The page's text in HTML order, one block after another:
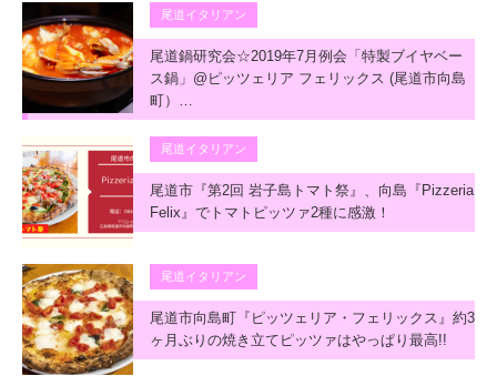
尾道イタリアン
尾道鍋研究会☆2019年7月例会「特製ブイヤベー
ス鍋」@ピッツェリア フェリックス (尾道市向島
町）…
尾道イタリアン
尾道市『第2回 岩子島トマト祭』、向島『Pizzeria
Felix』でトマトピッツァ2種に感激！
尾道イタリアン
尾道市向島町『ピッツェリア・フェリックス』約3
ヶ月ぶりの焼き立てピッツァはやっぱり最高!!